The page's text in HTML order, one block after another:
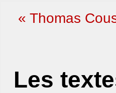
« Thomas
Les